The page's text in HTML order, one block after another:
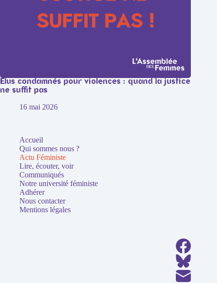
Élus condamnés pour violences : quand la justice
ne suffit pas
16 mai 2026
Accueil
Qui sommes nous ?
Actu Féministe
Lire, écouter, voir
Communiqués
Notre université féministe
Adhérer
Nous contacter
Mentions légales